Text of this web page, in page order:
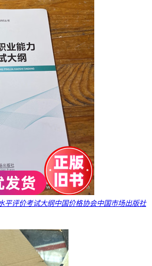
平评价考试大纲中国价格协会中国市场出版社